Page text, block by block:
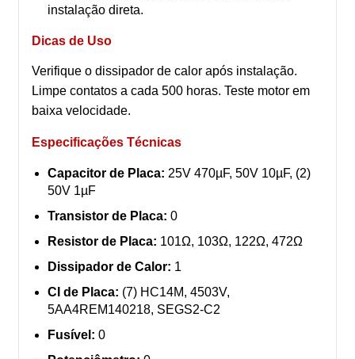
instalação direta.
Dicas de Uso
Verifique o dissipador de calor após instalação.
Limpe contatos a cada 500 horas. Teste motor em
baixa velocidade.
Especificações Técnicas
Capacitor de Placa: 25V 470µF, 50V 10µF, (2)
50V 1µF
Transistor de Placa: 0
Resistor de Placa: 101Ω, 103Ω, 122Ω, 472Ω
Dissipador de Calor: 1
CI de Placa: (7) HC14M, 4503V,
5AA4REM140218, SEGS2-C2
Fusível: 0